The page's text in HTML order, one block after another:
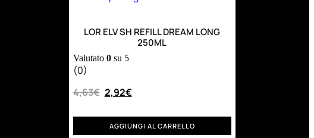
LOR ELV SH REFILL DREAM LONG
250ML
Valutato 0su 5
(0)
4,63€ 2,92€
AGGIUNGI AL CARRELLO